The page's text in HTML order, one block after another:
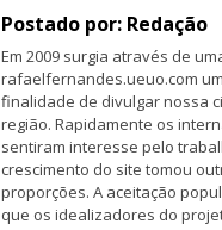
Postado por: Redação
Em 2009 surgia através de
rafaelfernandes.ueuo.com
finalidade de divulgar nossa
região. Rapidamente os
sentiram interesse pelo
crescimento do site tomou
proporções. A aceitação
que os idealizadores do